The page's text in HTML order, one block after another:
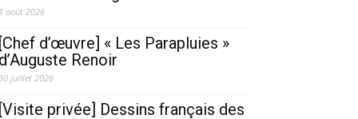
1 août 2026
[Chef d’œuvre] « Les Parapluies »
d’Auguste Renoir
juillet 2026
[Visite privée] Dessins français des